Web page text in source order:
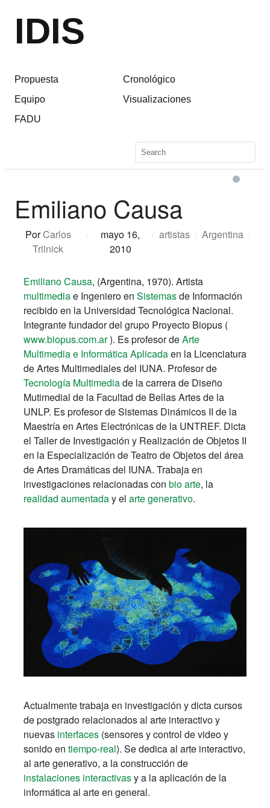
IDIS
Propuesta
Equipo
FADU
Cronológico
Visualizaciones
Emiliano Causa
PorCarlos
Trilnick
/
mayo 16,
2010
/ artistas / Argentina /
Emiliano Causa, (Argentina, 1970). Artista
multimediae Ingeniero en Sistemasde Información
recibido en la Universidad Tecnológica Nacional.
Integrante fundador del grupo Proyecto Biopus (
www.biopus.com.ar). Es profesor deArte
Multimedia e Informática Aplicadaen la Licenciatura
de Artes Multimediales del IUNA. Profesor de
Tecnología Multimediade la carrera de Diseño
Mutimedial de la Facultad de Bellas Artes de la
UNLP. Es profesor de Sistemas Dinámicos II de la
Maestría en Artes Electrónicas de la UNTREF. Dicta
el Taller de Investigación y Realización de Objetos II
en la Especialización de Teatro de Objetos del área
de Artes Dramáticas del IUNA. Trabaja en
investigaciones relacionadas con bio arte, la
realidad aumentaday el arte generativo.
Actualmente trabaja en investigación y dicta cursos
de postgrado relacionados al arte interactivo y
nuevas interfaces (sensores y control de video y
sonido en tiempo-real). Se dedica al arte interactivo,
al arte generativo, a la construcción de
instalaciones interactivasy a la aplicación de la
informática al arte en general.